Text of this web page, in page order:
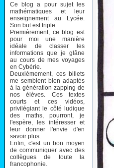
Ce blog a pour sujet les
mathématiques et leur
enseignement au Lycée.
Son but est triple.
Premièrement, ce blog est
pour moi une manière
idéale de classer les
informations que je glâne
au cours de mes voyages
en Cybérie.
Deuxièmement, ces billets
me semblent bien adaptés
à la génération zapping de
nos élèves. Ces textes
courts et ces vidéos,
privilégiant le côté ludique
des maths, pourront, je
l'espère, les intéresser et
leur donner l'envie d'en
savoir plus.
Enfin, c'est un bon moyen
de communiquer avec des
collègues de toute la
francophonie.